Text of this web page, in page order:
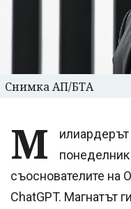
Снимка АП/БТА
М
съоснователите на
ChatGPT. Магнатът